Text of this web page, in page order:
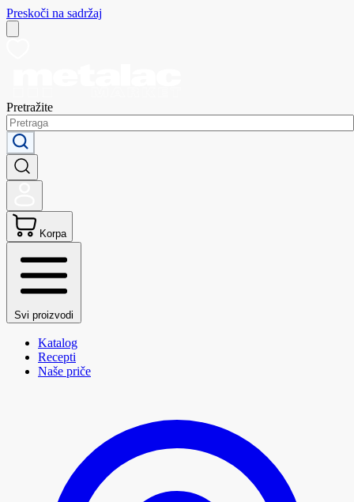
Preskoči na sadržaj
Pretražite
Korpa
Svi proizvodi
Katalog
Recepti
Naše priče